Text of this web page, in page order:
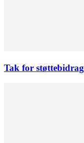
Tak for støttebidrag